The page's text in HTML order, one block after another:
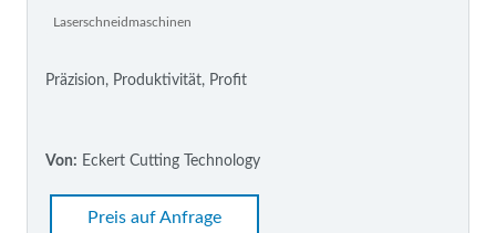
Laserschneidmaschinen
Präzision, Produktivität, Profit
Von: Eckert Cutting Technology
Preis auf Anfrage